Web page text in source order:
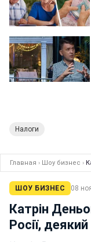
Налоги
Главная › Шоу бизнес ›
ШОУ БИЗНЕС 08
Катрін
Росії,